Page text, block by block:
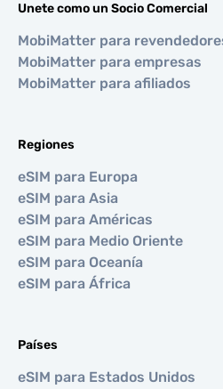
Unete como un Socio Comercial
MobiMatter para
MobiMatter para empresas
MobiMatter para afiliados
Regiones
eSIM para Europa
eSIM para Asia
eSIM para Américas
eSIM para Medio Oriente
eSIM para Oceanía
eSIM para África
Países
eSIM para Estados Unidos